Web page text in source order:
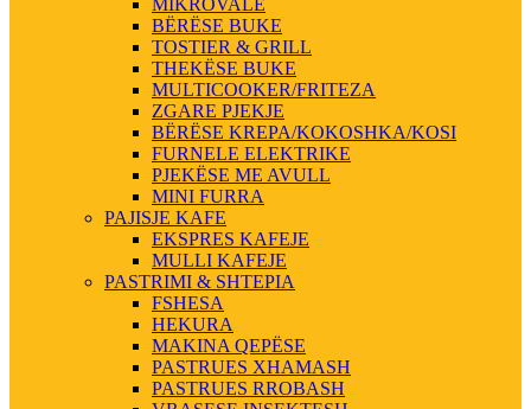
MIKROVALË
BËRËSE BUKE
TOSTIER & GRILL
THEKËSE BUKE
MULTICOOKER/FRITEZA
ZGARE PJEKJE
BËRËSE KREPA/KOKOSHKA/KOSI
FURNELE ELEKTRIKE
PJEKËSE ME AVULL
MINI FURRA
PAJISJE KAFE
EKSPRES KAFEJE
MULLI KAFEJE
PASTRIMI & SHTEPIA
FSHESA
HEKURA
MAKINA QEPËSE
PASTRUES XHAMASH
PASTRUES RROBASH